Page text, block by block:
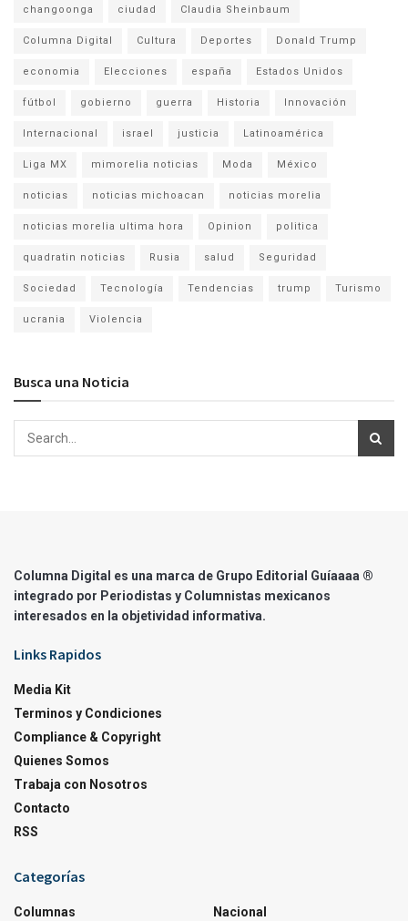
changoonga ciudad Claudia Sheinbaum
Columna Digital Cultura Deportes Donald Trump
economia Elecciones españa Estados Unidos
fútbol gobierno guerra Historia Innovación
Internacional israel justicia Latinoamérica
Liga MX mimorelia noticias Moda México
noticias noticias michoacan noticias morelia
noticias morelia ultima hora Opinion politica
quadratin noticias Rusia salud Seguridad
Sociedad Tecnología Tendencias trump Turismo
ucrania Violencia
Busca una Noticia
Columna Digital es una marca de Grupo Editorial Guíaaaa ®
integrado por Periodistas y Columnistas mexicanos
interesados en la objetividad informativa.
Links Rapidos
Media Kit
Terminos y Condiciones
Compliance & Copyright
Quienes Somos
Trabaja con Nosotros
Contacto
RSS
Categorías
Columnas
Nacional